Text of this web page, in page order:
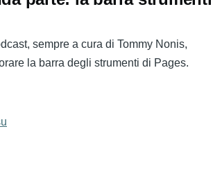
sempre a cura di Tommy Nonis,
la barra degli strumenti di Pages.